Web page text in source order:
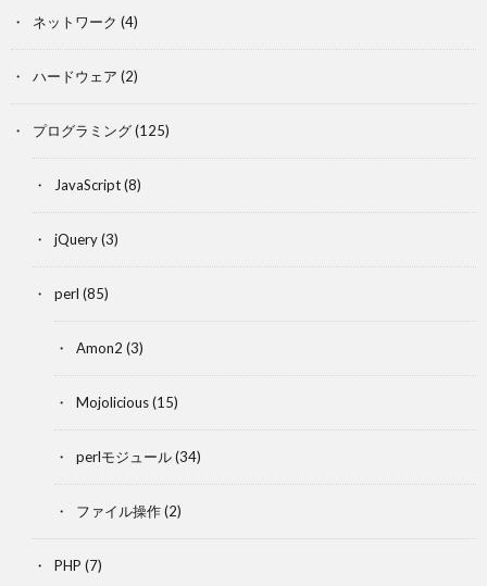
ネットワーク (4)
ハードウェア (2)
プログラミング(125)
JavaScript(8)
jQuery(3)
perl (85)
Amon2 (3)
Mojolicious(15)
perlモジュール(34)
ファイル操作(2)
PHP (7)